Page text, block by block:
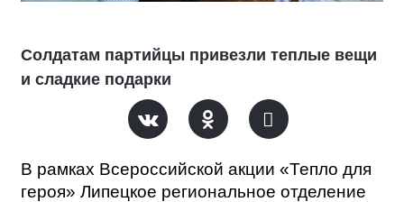
Солдатам партийцы привезли теплые вещи
и сладкие подарки
В рамках Всероссийской акции «Тепло для
героя» Липецкое региональное отделение